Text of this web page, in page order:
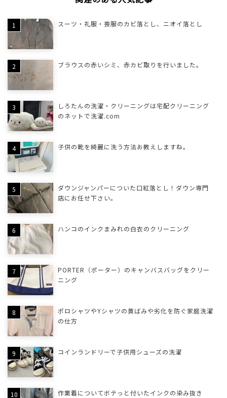
スーツ・礼服・喪服のカビ落とし、ニオイ落とし
ブラウスの赤いシミ、赤カビ取りを行いました。
しろたんの洗濯・クリーニングは宅配クリーニング
のネットで洗濯.com
子供の靴を綺麗に洗う方法お教えしますね。
ダウンジャンパーについた口紅落とし！ダウン専門
店にお任せ下さい。
ハンコのインクまみれの白衣のクリーニング
PORTER（ポーター）のキャンバスバッグをクリー
ニング
ポロシャツやYシャツの黄ばみや劣化を防ぐ家庭洗濯
の仕方
コインランドリーで子供用シューズの洗濯
作業着についてボテっと付いたインクの染み抜き